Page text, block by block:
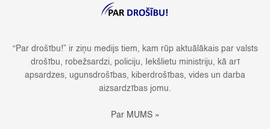
“Par drošību!” ir ziņu medijs tiem, kam rūp aktuālākais par valsts
drošību, robežsardzi, policiju, Iekšlietu ministriju, kā arī
apsardzes, ugunsdrošības, kiberdrošības, vides un darba
aizsardzības jomu.
Par MUMS »